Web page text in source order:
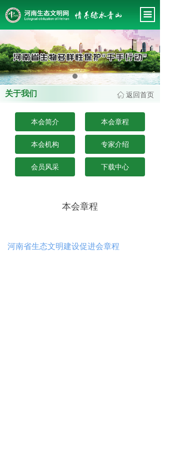
끀
首页
关于我们
会务管理
专题工作
政策法规
会员风采
专家智库
工作规范
这里有最新的公司动态，这里有最新的网站设计、移
动端设计、网页相关内容与你分享
本会章程
河南省生态文明建设促进会章程
关于我们 ꀇ 返回首页
专家介绍
本会机构
本会章程
本会简介
会员风采 下载中心